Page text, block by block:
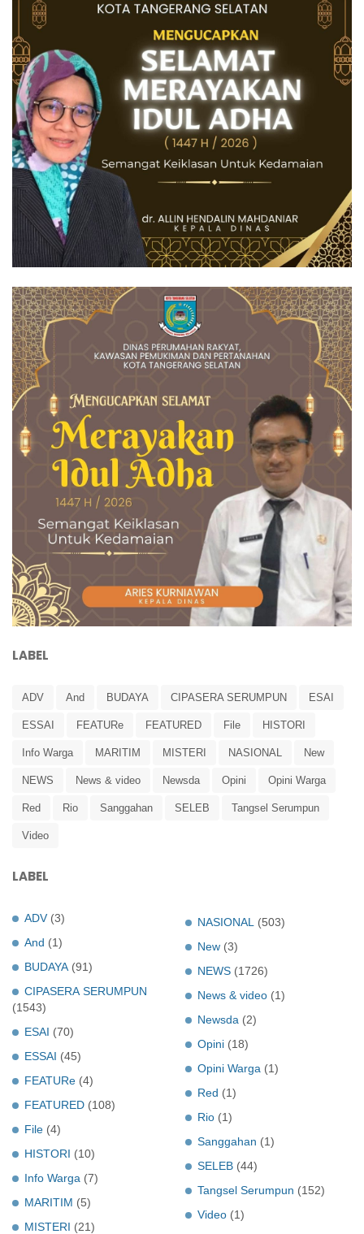
LABEL
ADV And BUDAYA CIPASERA SERUMPUN ESAI
ESSAI FEATURe FEATURED File HISTORI
Info Warga MARITIM MISTERI NASIONAL New
NEWS News & video Newsda Opini Opini Warga
Red Rio Sanggahan SELEB Tangsel Serumpun
Video
LABEL
ADV (3)
And (1)
BUDAYA (91)
CIPASERA SERUMPUN
(1543)
ESAI (70)
ESSAI (45)
FEATURe (4)
FEATURED (108)
File (4)
HISTORI (10)
Info Warga (7)
MARITIM (5)
MISTERI (21)
NASIONAL
(503)
New (3)
NEWS (1726)
News & video (1)
Newsda (2)
Opini (18)
Opini Warga (1)
Red (1)
Rio (1)
Sanggahan (1)
SELEB (44)
Tangsel Serumpun (152)
Video (1)